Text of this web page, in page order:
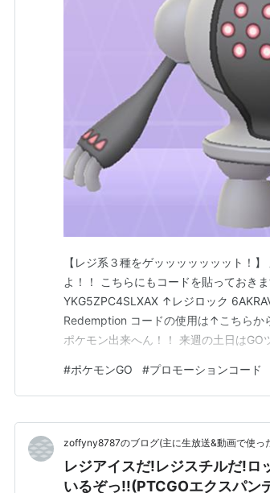
【レジ系３種をゲッッッッッッット！
よ！！ こちらにもコードを貼っておき
YKG5ZPC4SLXAX ↑レジロック
Redemption コードの使用は↑こちらか
ポケモン出来へん！！ 来週の土日は
#ポケモンGO #プロモーションコード
zoffyny8787のブログ(主に生放送&動画で使っ
レジアイスだ!レジスチルだ!ロ
いるぞっ!!(PTCGOエクスパン